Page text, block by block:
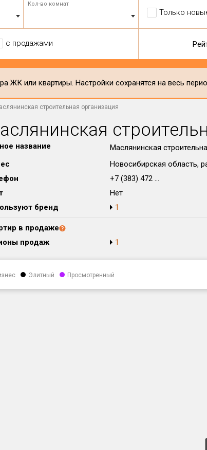
Кол-во комнат
Только
с продажами
ЖК или квартиры. Настройки сохранятся на весь
строительная организация
название
Маслянинская
Новосибирская область,
+7 (383) 472 ...
Нет
бренд
1
в продаже
продаж
1
Элитный Просмотренный